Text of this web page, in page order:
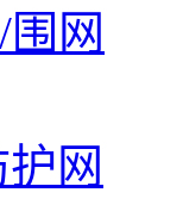
网
网